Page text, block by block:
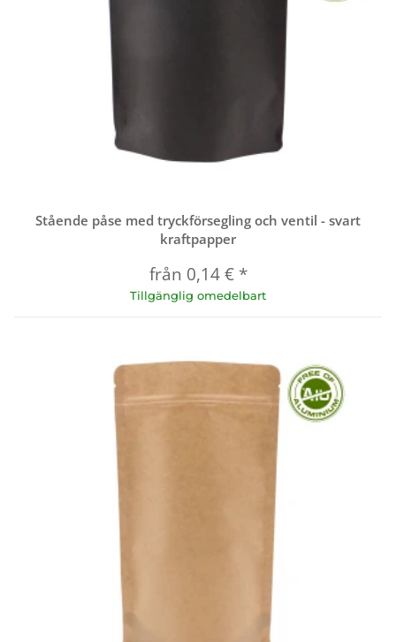
Stående påse med tryckförsegling och ventil - svart
kraftpapper
från 0,14 € *
Tillgänglig omedelbart